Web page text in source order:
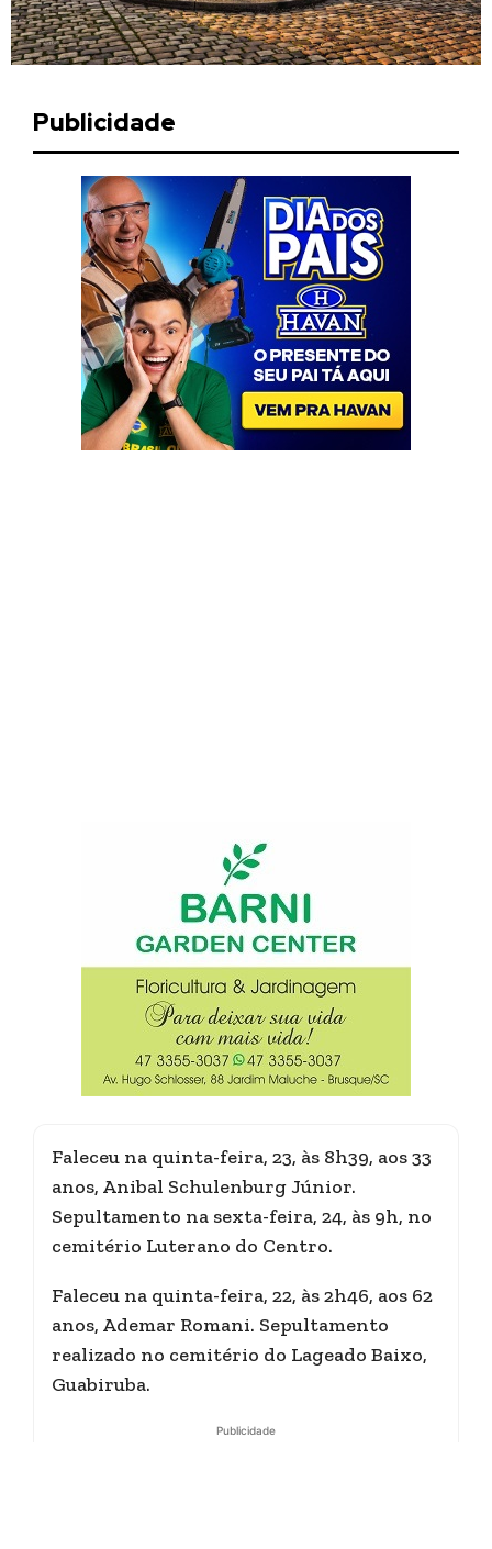
Publicidade
Faleceu na quinta-feira, 23, às 8h39, aos 33
anos, Anibal Schulenburg Júnior.
Sepultamento na sexta-feira, 24, às 9h, no
cemitério Luterano do Centro.
Faleceu na quinta-feira, 22, às 2h46, aos 62
anos, Ademar Romani. Sepultamento
realizado no cemitério do Lageado Baixo,
Guabiruba.
Publicidade